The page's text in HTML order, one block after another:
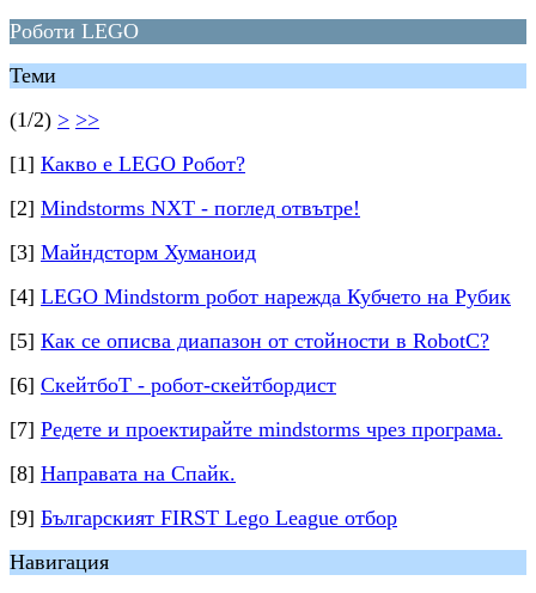
Роботи LEGO
Теми
(1/2) > >>
[1] Какво е LEGO Робот?
[2] Mindstorms NXT - поглед отвътре!
[3] Майндсторм Хуманоид
[4] LEGO Mindstorm робот нарежда Кубчето на Рубик
[5] Как се описва диапазон от стойности в RobotC?
[6] СкейтбоТ - робот-скейтбордист
[7] Редете и проектирайте mindstorms чрез програма.
[8] Направата на Спайк.
[9] Българският FIRST Lego League отбор
Навигация